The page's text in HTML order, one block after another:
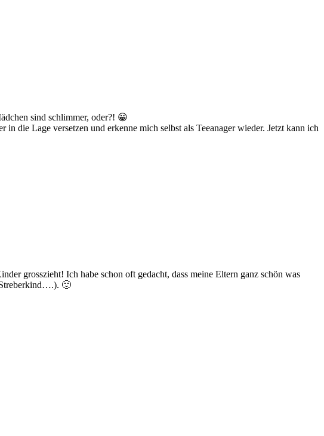
sind schlimmer, oder?! 😀
die Lage versetzen und erkenne mich selbst als Teeanager wieder. Jetzt kann ich
grosszieht! Ich habe schon oft gedacht, dass meine Eltern ganz schön was
Streberkind….). 🙂